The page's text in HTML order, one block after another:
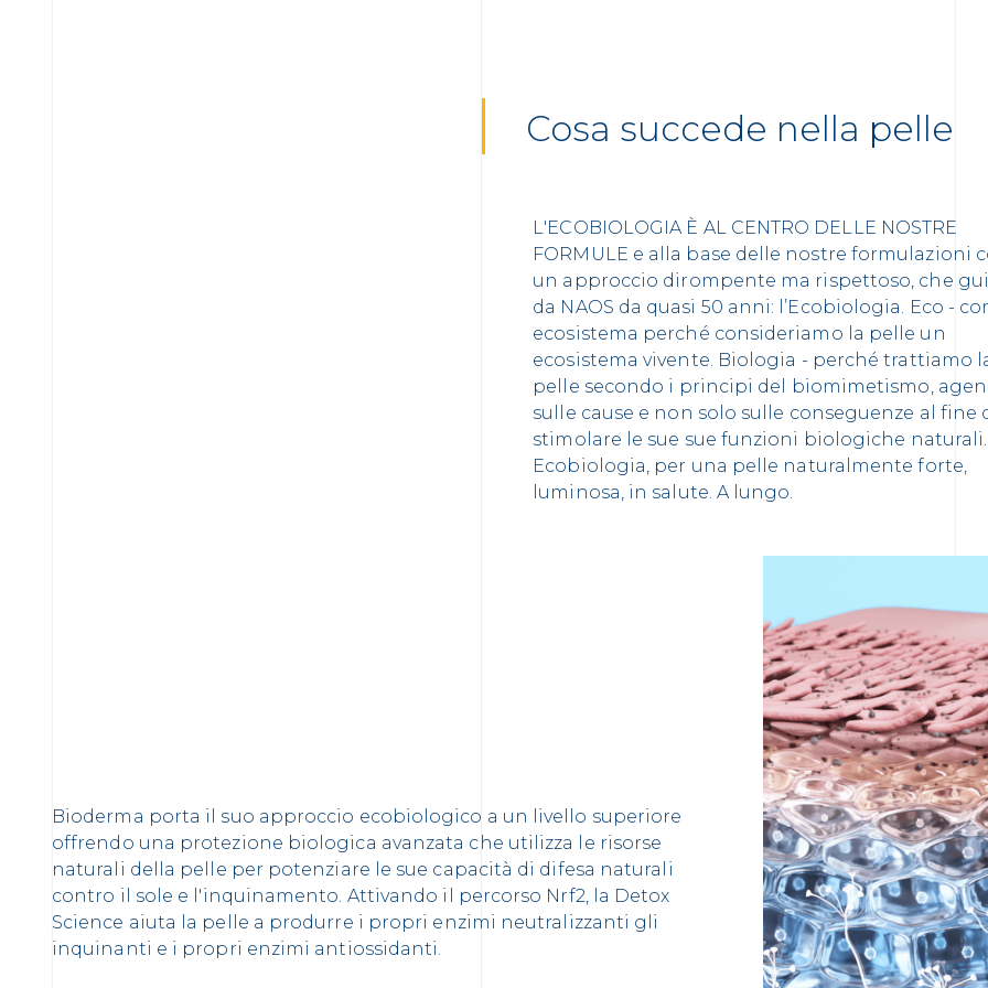
Cosa succede nella pelle
L'ECOBIOLOGIA È AL CENTRO DELLE NOSTRE
FORMULE e alla base delle nostre formulazioni
un approccio dirompente ma rispettoso, che
da NAOS da quasi 50 anni: l’Ecobiologia. Eco -
ecosistema perché consideriamo la pelle un
ecosistema vivente. Biologia - perché trattiamo
pelle secondo i principi del biomimetismo,
sulle cause e non solo sulle conseguenze al fine
stimolare le sue sue funzioni biologiche naturali.
Ecobiologia, per una pelle naturalmente forte,
luminosa, in salute. A lungo.
Bioderma porta il suo approccio ecobiologico a un livello superiore
offrendo una protezione biologica avanzata che utilizza le risorse
naturali della pelle per potenziare le sue capacità di difesa naturali
contro il sole e l'inquinamento. Attivando il percorso Nrf2, la Detox
Science aiuta la pelle a produrre i propri enzimi neutralizzanti gli
inquinanti e i propri enzimi antiossidanti.